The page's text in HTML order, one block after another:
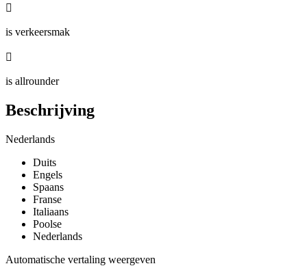

is verkeersmak

is allrounder
Beschrijving
Nederlands
Duits
Engels
Spaans
Franse
Italiaans
Poolse
Nederlands
Automatische vertaling weergeven